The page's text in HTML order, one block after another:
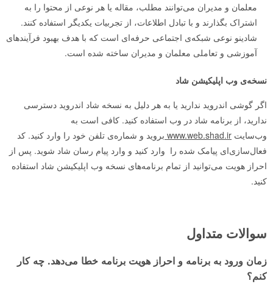
معلمان و مدیران می‌توانند مطلب، مقاله یا هر نوعی از محتوا را به
اشتراک بگذارند و با تبادل اطلاعات، از تجربیات یکدیگر استفاده کنند.
شادینو نوعی شبکه‌ی اجتماعی حرفه‌ای است که با هدف بهبود فرآیندهای
آموزشی و تعاملی معلمان و مدیران ساخته شده است.
نسخه‌ی وب اپلیکیشن شاد
اگر گوشی اندروید ندارید یا به هر دلیل به نسخه شاد اندروید دسترسی
ندارید، از برنامه شاد در وب استفاده کنید. کافی است به
وب‌سایت www.web.shad.ir بروید و شماره‌ی تلفن خود را وارد کنید. کد
فعال‌سازی‌ای پیامک شده را وارد کنید و وارد پیام رسان شاد شوید. پس از
احراز هویت می‌توانید از تمام برنامه‌های نسخه وب اپلیکیشن شاد استفاده
کنید.
سوالات متداول
زمان ورود به برنامه و احراز هویت برنامه خطا می‌دهد. چه کار
کنم؟